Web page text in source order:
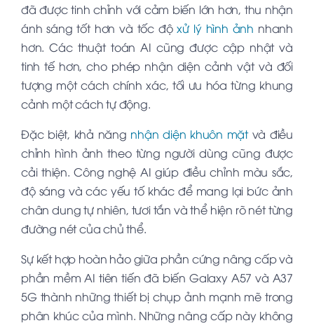
đã được tinh chỉnh với cảm biến lớn hơn, thu nhận
ánh sáng tốt hơn và tốc độxử lý hình ảnh nhanh
hơn. Các thuật toán AI cũng được cập nhật và
tinh tế hơn, cho phép nhận diện cảnh vật và đối
tượng một cách chính xác, tối ưu hóa từng khung
cảnh một cách tự động.
Đặc biệt, khả năng nhận diện khuôn mặtvà điều
chỉnh hình ảnh theo từng người dùng cũng được
cải thiện. Công nghệ AI giúp điều chỉnh màu sắc,
độ sáng và các yếu tố khác để mang lại bức ảnh
chân dung tự nhiên, tươi tắn và thể hiện rõ nét từng
đường nét của chủ thể.
Sự kết hợp hoàn hảo giữa phần cứng nâng cấp và
phần mềm AI tiên tiến đã biến Galaxy A57 và A37
5G thành những thiết bị chụp ảnh mạnh mẽ trong
phân khúc của mình. Những nâng cấp này không